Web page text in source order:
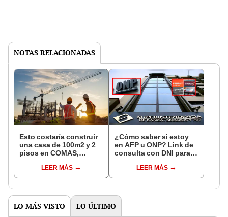
NOTAS RELACIONADAS
Esto costaría construir
una casa de 100m2 y 2
pisos en COMAS,
distritos de LIMA
NORTE
LEER MÁS
¿Cómo saber si estoy
en AFP u ONP? Link de
consulta con DNI para
pensiones estás
LEER MÁS
LO MÁS VISTO LO ÚLTIMO